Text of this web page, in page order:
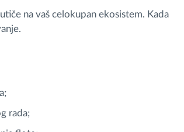
na vaš celokupan ekosistem. Kada
rada;